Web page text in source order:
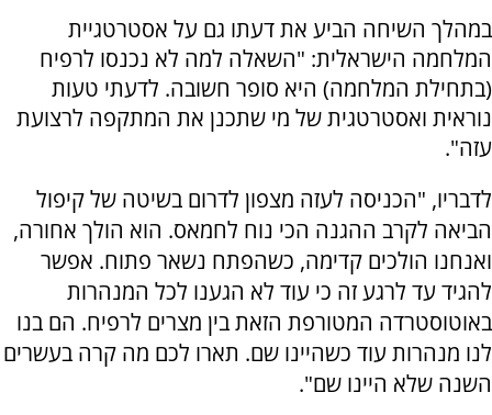
במהלך השיחה הביע את דעתו גם על אסטרטגיית
המלחמה הישראלית: "השאלה למה לא נכנסו לרפיח
(בתחילת המלחמה) היא סופר חשובה. לדעתי טעות
נוראית ואסטרטגית של מי שתכנן את המתקפה לרצועת
עזה".
לדבריו, "הכניסה לעזה מצפון לדרום בשיטה של קיפול
הביאה לקרב ההגנה הכי נוח לחמאס. הוא הולך אחורה,
ואנחנו הולכים קדימה, כשהפתח נשאר פתוח. אפשר
להגיד עד לרגע זה כי עוד לא הגענו לכל המנהרות
באוטוסטרדה המטורפת הזאת בין מצרים לרפיח. הם בנו
לנו מנהרות עוד כשהיינו שם. תארו לכם מה קרה בעשרים
השנה שלא היינו שם".